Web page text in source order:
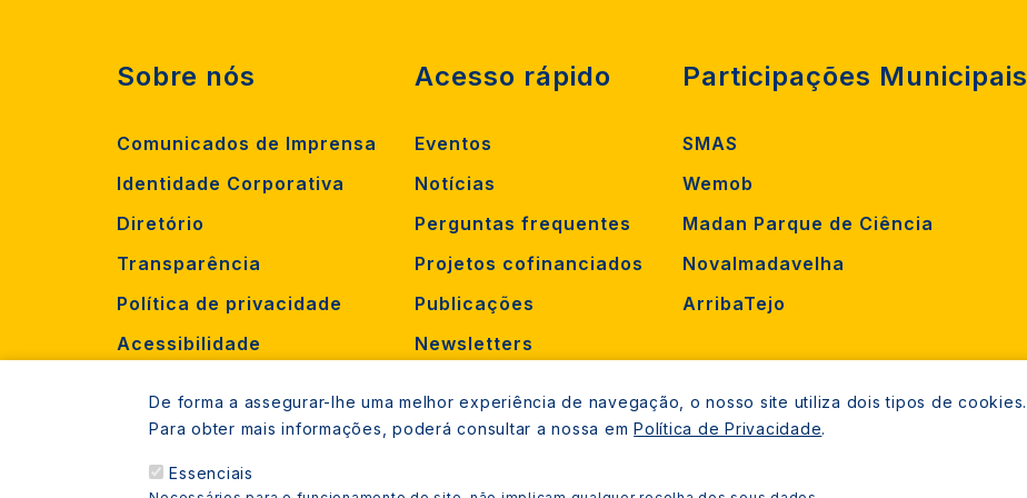
Sobre nós
Comunicados de Imprensa
Identidade Corporativa
Diretório
Transparência
Política de privacidade
Acessibilidade
Acesso rápido
Eventos
Notícias
Perguntas frequentes
Projetos cofinanciados
Publicações
Newsletters
Recrutamento
Participações Municipais
SMAS
Wemob
Madan Parque de Ciência
Novalmadavelha
ArribaTejo
De forma a assegurar-lhe uma melhor experiência de navegação, o nosso site utiliza dois tipos de cookies.
Para obter mais informações, poderá consultar a nossa emPolítica de Privacidade.
Essenciais